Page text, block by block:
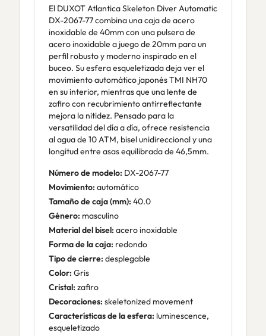
El DUXOT Atlantica Skeleton Diver Automatic
DX-2067-77 combina una caja de acero
inoxidable de 40mm con una pulsera de
acero inoxidable a juego de 20mm para un
perfil robusto y moderno inspirado en el
buceo. Su esfera esqueletizada deja ver el
movimiento automático japonés TMI NH70
en su interior, mientras que una lente de
zafiro con recubrimiento antirreflectante
mejora la nitidez. Pensado para la
versatilidad del día a día, ofrece resistencia
al agua de 10 ATM, bisel unidireccional y una
longitud entre asas equilibrada de 46,5mm.
Número de modelo: DX-2067-77
Movimiento: automático
Tamaño de caja (mm): 40.0
Género: masculino
Material del bisel: acero inoxidable
Forma de la caja: redondo
Tipo de cierre: desplegable
Color: Gris
Cristal: zafiro
Decoraciones: skeletonized movement
Características de la esfera: luminescence,
esqueletizado